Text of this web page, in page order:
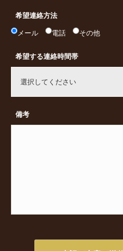
希望連絡方法
メール 電話 その他
希望する連絡時間帯
備考